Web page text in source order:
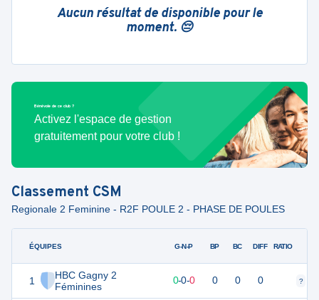
Aucun résultat de disponible pour le
moment. 😔
Bénévole de ce club ?
Activez l'espace de gestion
gratuitement pour votre club !
Classement CSM
Regionale 2 Feminine - R2F POULE 2 - PHASE DE POULES
ÉQUIPES
1
HBC Gagny 2
Féminines
G-N-P BP BC DIFF RATIO
0-0-0 0 0 0 ?